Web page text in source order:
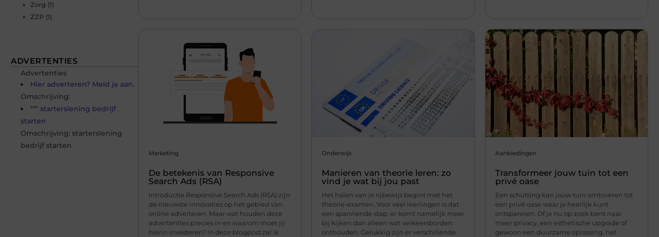
Marketing
De betekenis van Responsive
Search Ads (RSA)
Introductie Responsive Search Ads (RSA) zijn
de nieuwste innovaties op het gebied van
online adverteren. Maar wat houden deze
advertenties precies in en waarom moet jij
hierin investeren? In deze blogpost zal ik
Onderwijs
Manieren van theorie leren: zo
vind je wat bij jou past
Het halen van je rijbewijs begint met het
theorie-examen. Voor veel leerlingen is dat
een spannende stap: er komt namelijk meer
bij kijken dan alleen wat verkeersborden
onthouden. Gelukkig zijn er verschillende
Aanbiedingen
Transformeer jouw tuin tot een
privé oase
Een schutting kan jouw tuin omtoveren tot
een privé oase waar je heerlijk kunt
ontspannen. Of je nu op zoek bent naar
meer privacy, een esthetische upgrade of
gewoon een duurzame oplossing, het
Zorg (1)
ZZP (1)
ADVERTENTIES
Advertenties
Hier adverteren? Meld je aan.
Omschrijving:
starterslening bedrijf
starten
Omschrijving: starterslening
bedrijf starten